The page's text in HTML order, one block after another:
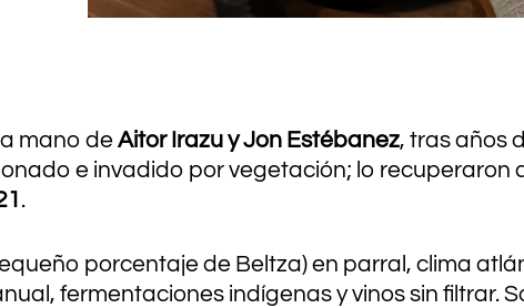
mano deAitor Irazu y Jon Estébanez, tras años
e invadido por vegetación; lo recuperaron
.
porcentaje de Beltza) en parral, clima
fermentaciones indígenas y vinos sin filtrar.